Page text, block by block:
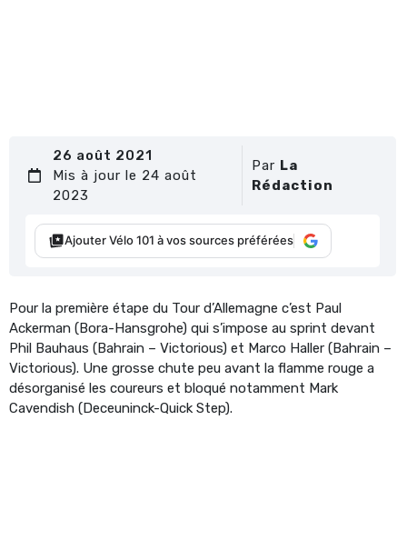
26 août 2021
Mis à jour le 24 août
2023
Par La
Rédaction
Ajouter Vélo 101 à vos sources préférées
Pour la première étape du Tour d’Allemagne c’est Paul
Ackerman (Bora-Hansgrohe) qui s’impose au sprint devant
Phil Bauhaus (Bahrain – Victorious) et Marco Haller (Bahrain –
Victorious). Une grosse chute peu avant la flamme rouge a
désorganisé les coureurs et bloqué notamment Mark
Cavendish (Deceuninck-Quick Step).